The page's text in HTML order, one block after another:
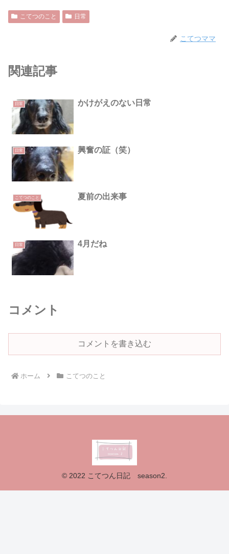
こてつのこと 日常
こてつママ
関連記事
日常 かけがえのない日常
日常 興奮の証（笑）
こてつのこと 夏前の出来事
日常 4月だね
コメント
コメントを書き込む
ホーム こてつのこと
© 2022 こてつん日記 season2.